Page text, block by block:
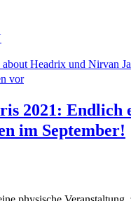
about Headrix und Nirvan
vor
2021: Endlich
im September!